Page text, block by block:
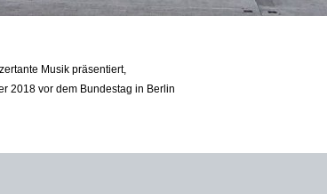
Musik präsentiert,
2018 vor dem Bundestag in Berlin